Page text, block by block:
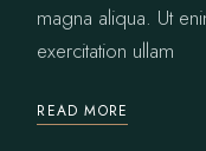
magna aliqua. Ut
exercitation ullam
READ MORE